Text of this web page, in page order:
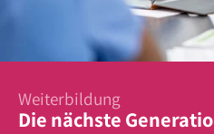
Weiterbildung
Die nächste